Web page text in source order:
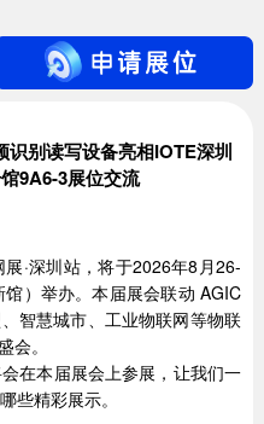
别读写设备亮相IOTE深圳
9A6-3展位交流
·深圳站，将于2026年8月26-
）举办。本届展会联动 AGIC
智慧城市、工业物联网等物联
会。
在本届展会上参展，让我们一
些精彩展示。